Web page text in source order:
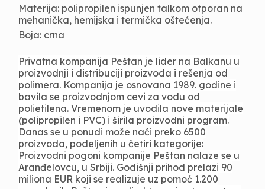
Materija: polipropilen ispunjen talkom otporan na
mehanička, hemijska i termička oštećenja.
Boja: crna
Privatna kompanija Peštan je lider na Balkanu u
proizvodnji i distribuciji proizvoda i rešenja od
polimera. Kompanija je osnovana 1989. godine i
bavila se proizvodnjom cevi za vodu od
polietilena. Vremenom je uvodila nove materijale
(polipropilen i PVC) i širila proizvodni program.
Danas se u ponudi može naći preko 6500
proizvoda, podeljenih u četiri kategorije:
Proizvodni pogoni kompanije Peštan nalaze se u
Aranđelovcu, u Srbiji. Godišnji prihod prelazi 90
miliona EUR koji se realizuje uz pomoć 1.200